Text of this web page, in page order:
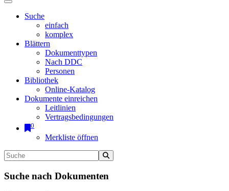
Suche
einfach
komplex
Blättern
Dokumenttypen
Nach DDC
Personen
Bibliothek
Online-Katalog
Dokumente einreichen
Leitlinien
Vertragsbedingungen
0
Merkliste öffnen
Suche nach Dokumenten